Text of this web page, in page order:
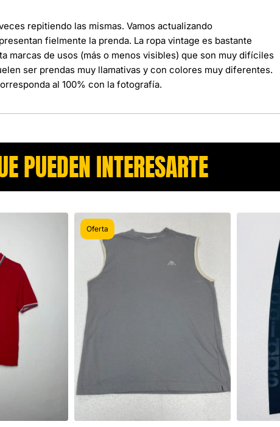
repitiendo las mismas. Vamos actualizando
fielmente la prenda. La ropa vintage es bastante
marcas de usos (más o menos visibles) que son muy difíciles
ser prendas muy llamativas y con colores muy diferentes.
al 100% con la fotografía.
PUEDEN INTERESARTE​
Oferta